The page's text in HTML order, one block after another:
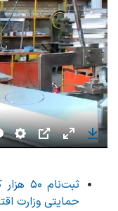
Settings
PIP Enter
حمایتی وزارت